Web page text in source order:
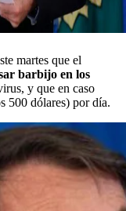
martes que el
barbijo en los
y que en caso
500 dólares) por día.